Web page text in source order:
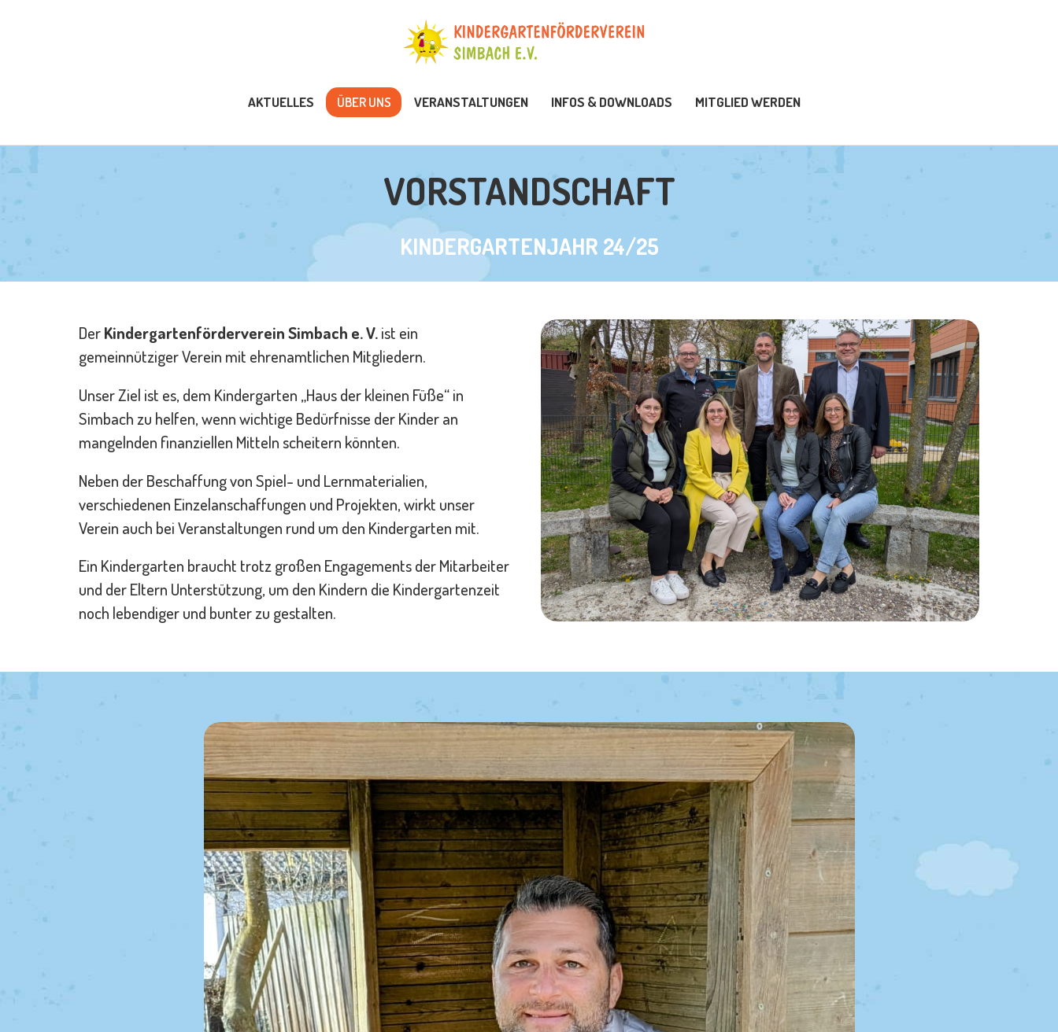
AKTUELLES ÜBER UNS VERANSTALTUNGEN INFOS & DOWNLOADS MITGLIED WERDEN
AKTUELLES
ÜBER UNS
VERANSTALTUNGEN
INFOS & DOWNLOADS
MITGLIED WERDEN
VORSTANDSCHAFT
KINDERGARTENJAHR 24/25
DerKindergartenförderverein Simbach e. V.ist ein
gemeinnütziger Verein mit ehrenamtlichen Mitgliedern.
Unser Ziel ist es, dem Kindergarten „Haus der kleinen Füße“ in
Simbach zu helfen, wenn wichtige Bedürfnisse der Kinder an
mangelnden finanziellen Mitteln scheitern könnten.
Neben der Beschaffung von Spiel- und Lernmaterialien,
verschiedenen Einzelanschaffungen und Projekten, wirkt unser
Verein auch bei Veranstaltungen rund um den Kindergarten mit.
Ein Kindergarten braucht trotz großen Engagements der Mitarbeiter
und der Eltern Unterstützung, um den Kindern die Kindergartenzeit
noch lebendiger und bunter zu gestalten.